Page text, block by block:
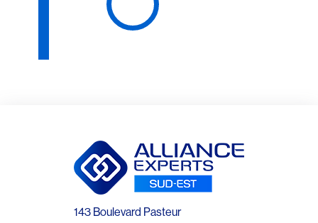
143 Boulevard Pasteur